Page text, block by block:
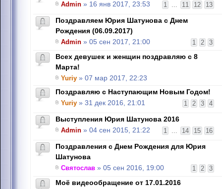
1 ... 11 12 13
Admin » 16 янв 2017, 23:53
Поздравляем Юрия Шатунова с Днем
Рождения (06.09.2017)
1 2 3
Admin » 05 сен 2017, 21:00
Всех девушек и женщин поздравляю с 8
Марта!
Yuriy » 07 мар 2017, 22:23
Поздравляю с Наступающим Новым Годом!
1 2 3 4
Yuriy » 31 дек 2016, 21:01
Выступления Юрия Шатунова 2016
1 ... 14 15 16
Admin » 04 сен 2015, 21:22
Поздравления с Днем Рождения для Юрия
Шатунова
1 2 3
Святослав » 05 сен 2016, 19:00
Моё видеообращение от 17.01.2016